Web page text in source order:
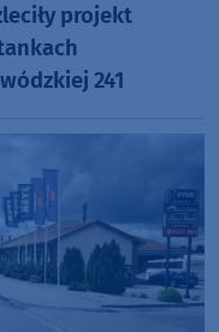
projekt
241